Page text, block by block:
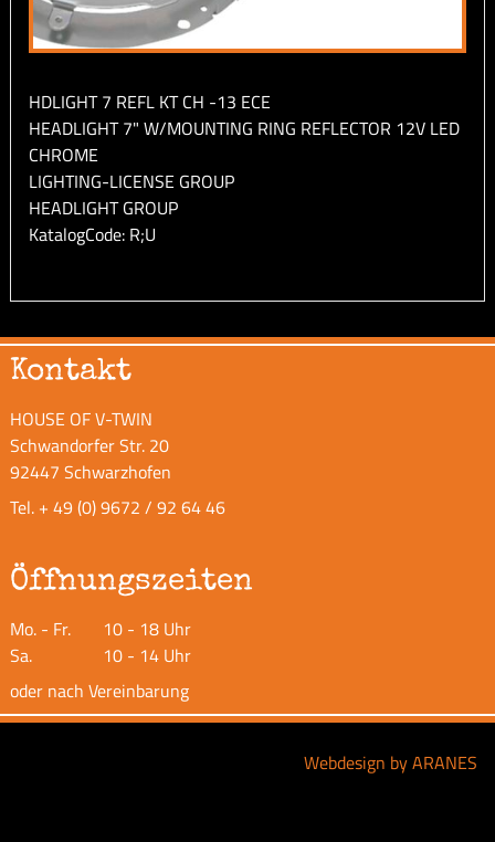
HDLIGHT 7 REFL KT CH -13 ECE
HEADLIGHT 7" W/MOUNTING RING REFLECTOR 12V LED
CHROME
LIGHTING-LICENSE GROUP
HEADLIGHT GROUP
KatalogCode: R;U
Kontakt
HOUSE OF V-TWIN
Schwandorfer Str. 20
92447 Schwarzhofen
Tel. + 49 (0) 9672 / 92 64 46
Öffnungszeiten
Mo. - Fr.
10 - 18 Uhr
Sa.
10 - 14 Uhr
oder nach Vereinbarung
Webdesign by ARANES